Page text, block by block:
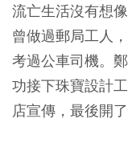
流亡生活沒有想
曾做過郵局工人
考過公車司機。
功接下珠寶設計
店宣傳，最後開了